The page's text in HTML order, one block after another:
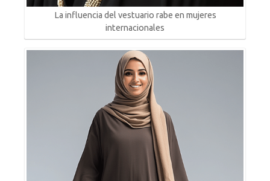
La influencia del vestuario rabe en mujeres
internacionales